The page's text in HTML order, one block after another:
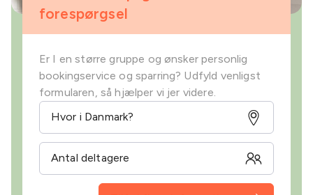
forespørgsel
Er I en større gruppe og ønsker personlig
bookingservice og sparring? Udfyld venligst
formularen, så hjælper vi jer videre.